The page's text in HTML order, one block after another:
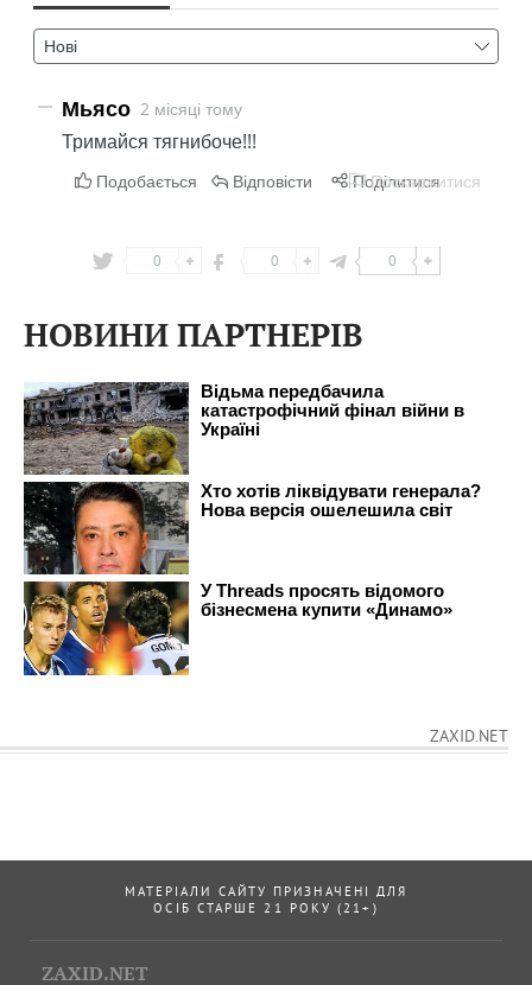
0 0 0
НОВИНИ ПАРТНЕРІВ
ZAXID.NET
МАТЕРІАЛИ САЙТУ ПРИЗНАЧЕНІ ДЛЯ
ОСІБ СТАРШЕ 21 РОКУ (21+)
ZAXID.NET